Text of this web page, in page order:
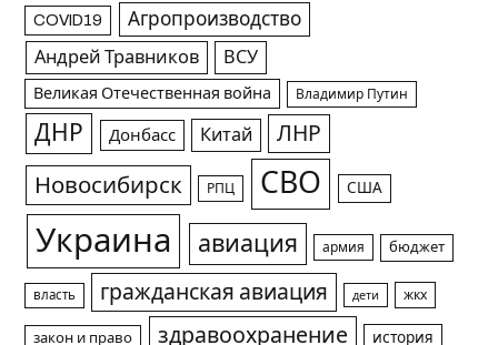
COVID19 Агропроизводство
Андрей Травников ВСУ
Великая Отечественная война Владимир Путин
ДНР Донбасс Китай ЛНР
Новосибирск РПЦ СВО США
Украина авиация армия бюджет
власть гражданская авиация дети жкх
закон и право здравоохранение история